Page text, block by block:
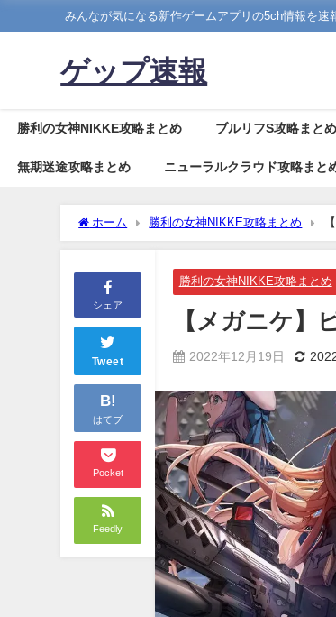
みんなが気になる新作ゲームアプリの5ch情報を速
ゲップ速報
勝利の女神NIKKE攻略まとめ ブルリフS攻略まとめ
無期迷途攻略まとめ ニューラルクラウド攻略まと
ホーム 勝利の女神NIKKE攻略まとめ
シェア
Tweet
B!
はてブ
Pocket
Feedly
勝利の女神NIKKE攻略まとめ
【メガニケ】
2022年12月19日